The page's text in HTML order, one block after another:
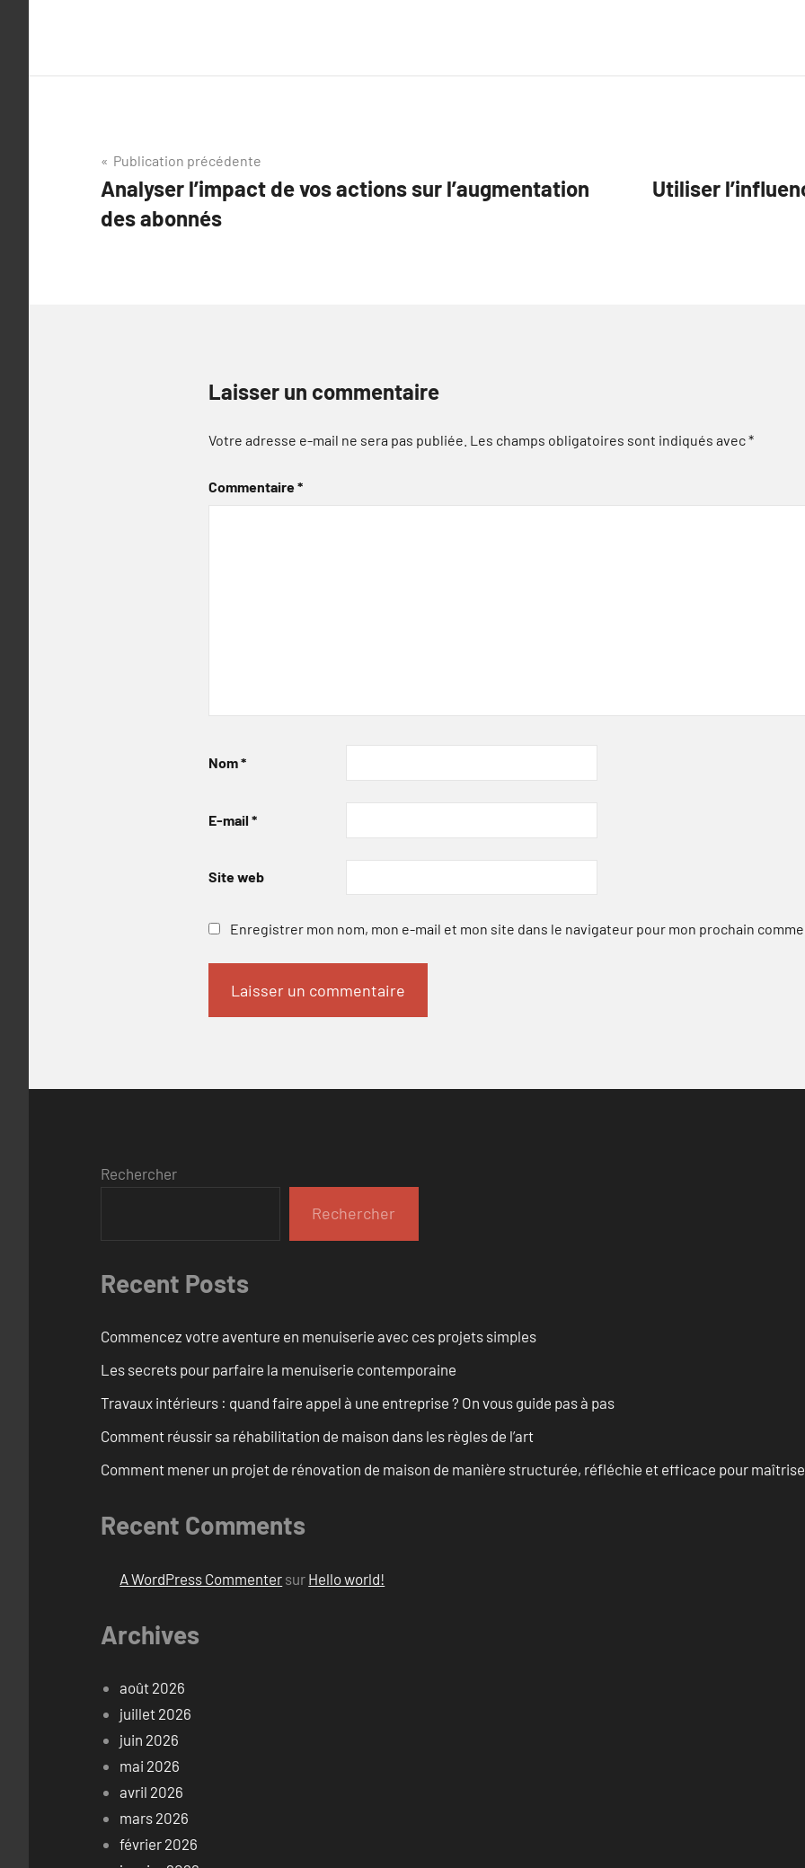
Navigation
de
l’article
Publication précédente
Analyser l’impact de vos actions sur l’augmentation
des abonnés
Utiliser
Laisser un commentaire
Votre adresse e-mail ne sera pas publiée. Les champs obligatoires sont indiqués avec*
Commentaire*
Nom*
E-mail *
Site web
Enregistrer mon nom, mon e-mail et mon site dans le navigateur pour mon prochain
Rechercher
Rechercher
Recent Posts
Commencez votre aventure en menuiserie avec ces projets simples
Les secrets pour parfaire la menuiserie contemporaine
Travaux intérieurs : quand faire appel à une entreprise ? On vous guide pas à pas
Comment réussir sa réhabilitation de maison dans les règles de l’art
Comment mener un projet de rénovation de maison de manière structurée, réfléchie et efficace pour
Recent Comments
A WordPress Commenter sur Hello world!
Archives
août 2026
juillet 2026
juin 2026
mai 2026
avril 2026
mars 2026
février 2026